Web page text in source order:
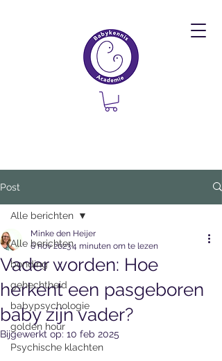
Post
Alle berichten
bonding
gehechtheid
babypsychologie
golden hour
Psychische klachten
Alle berichten
Vader worden: Hoe
herkent een pasgeboren
baby zijn vader?
Minke den Heijer
6 nov 20234 minuten om te lezen
Bijgewerkt op: 10 feb 2025